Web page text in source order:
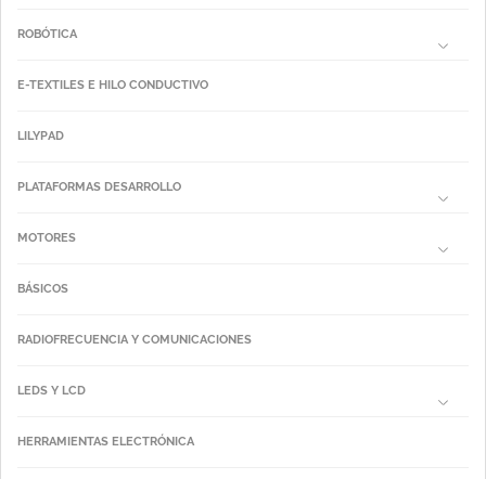
ROBÓTICA
E-TEXTILES E HILO CONDUCTIVO
LILYPAD
PLATAFORMAS DESARROLLO
MOTORES
BÁSICOS
RADIOFRECUENCIA Y COMUNICACIONES
LEDS Y LCD
HERRAMIENTAS ELECTRÓNICA